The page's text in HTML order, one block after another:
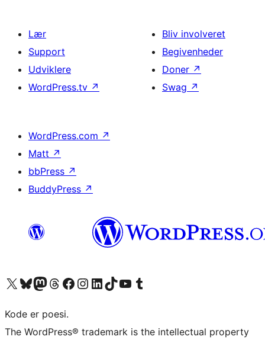
Lær
Support
Udviklere
WordPress.tv ↗
Bliv involveret
Begivenheder
Doner ↗
Swag ↗
WordPress.com ↗
Matt ↗
bbPress ↗
BuddyPress ↗
Besøg vores X (tidligere Twitter) konto
Besøg vores Bluesky-konto
Besøg vores Mastodon konto
Besøg vores Threads-konto
Besøg vores Facebook sideBesøg vores Instagram konto
Besøg vores LinkedIn konto
Besøg vores TikTok-konto
Besøg vores YouTube-kanalBesøg vores Tumblr-konto
Kode er poesi.
The WordPress® trademark is the intellectual property